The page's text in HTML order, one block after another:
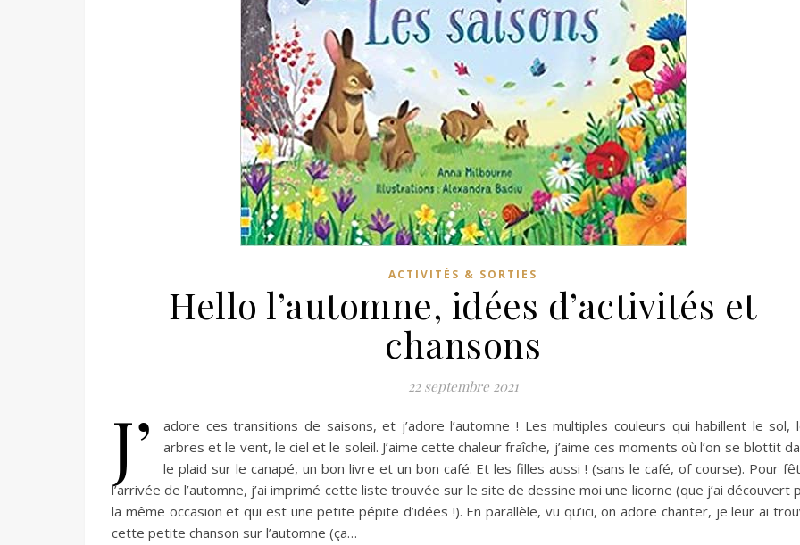
ACTIVITÉS & SORTIES
Hello l’automne, idées d’activités et
chansons
22 septembre 2021
J’
adore ces transitions de saisons, et j’adore l’automne ! Les multiples couleurs qui habillent le sol,
arbres et le vent, le ciel et le soleil. J’aime cette chaleur fraîche, j’aime ces moments où l’on se blottit
le plaid sur le canapé, un bon livre et un bon café. Et les filles aussi ! (sans le café, of course). Pour
l’arrivée de l’automne, j’ai imprimé cette liste trouvée sur le site de dessine moi une licorne (que j’ai découvert
la même occasion et qui est une petite pépite d’idées !). En parallèle, vu qu’ici, on adore chanter, je leur ai
cette petite chanson sur l’automne (ça…